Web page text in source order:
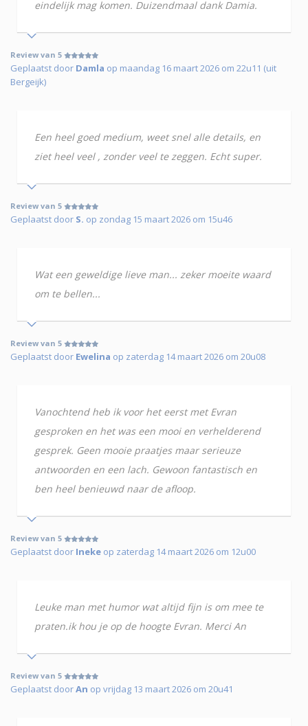
eindelijk mag komen. Duizendmaal dank Damia.
Review van 5
Geplaatst door Damla op maandag 16 maart 2026 om 22u11 (uit
Bergeijk)
Een heel goed medium, weet snel alle details, en
ziet heel veel , zonder veel te zeggen. Echt super.
Review van 5
Geplaatst door S. op zondag 15 maart 2026 om 15u46
Wat een geweldige lieve man... zeker moeite waard
om te bellen...
Review van 5
Geplaatst door Ewelina op zaterdag 14 maart 2026 om 20u08
Vanochtend heb ik voor het eerst met Evran
gesproken en het was een mooi en verhelderend
gesprek. Geen mooie praatjes maar serieuze
antwoorden en een lach. Gewoon fantastisch en
ben heel benieuwd naar de afloop.
Review van 5
Geplaatst door Ineke op zaterdag 14 maart 2026 om 12u00
Leuke man met humor wat altijd fijn is om mee te
praten.ik hou je op de hoogte Evran. Merci An
Review van 5
Geplaatst doorAn op vrijdag 13 maart 2026 om 20u41